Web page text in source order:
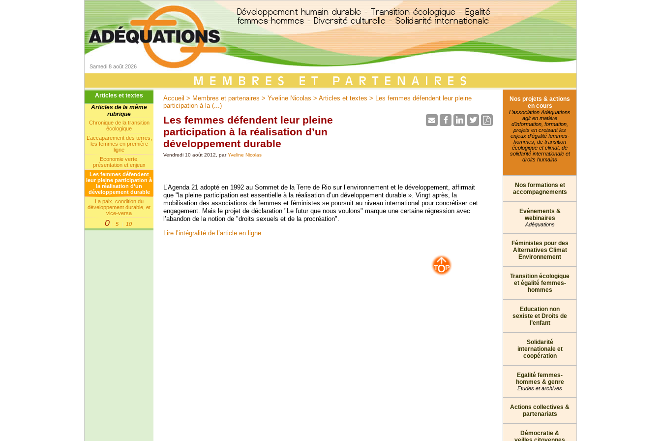
Samedi 8 août 2026
Articles et textes
Articles de la même
rubrique
Chronique de la transition
écologique
L’accaparement des terres,
les femmes en première
ligne
Economie verte,
présentation et enjeux
Les femmes défendent
leur pleine participation à
la réalisation d’un
développement durable
La paix, condition du
développement durable, et
vice-versa
0 | 5 | 10
Nos projets & actions
en cours
L’association Adéquations
agit en matière
d’information, formation,
projets en croisant les
enjeux d’égalité femmes-
hommes, de transition
écologique et climat, de
solidarité internationale et
droits humains
Nos formations et
accompagnements
Evénements &
webinaires
Adéquations
Féministes pour des
Alternatives Climat
Environnement
Transition écologique
et égalité femmes-
hommes
Education non
sexiste et Droits de
l’enfant
Solidarité
internationale et
coopération
Egalité femmes-
hommes & genre
Etudes et archives
Actions collectives &
partenariats
Démocratie &
Accueil > Membres et partenaires > Yveline Nicolas > Articles et textes > Les femmes défendent leur pleine
participation à la (...)
Les femmes défendent leur pleine
participation à la réalisation d’un
développement durable
Vendredi 10 août 2012, parYveline Nicolas
L’Agenda 21 adopté en 1992 au Sommet de la Terre de Rio sur l’environnement et le développement, affirmait
que "la pleine participation est essentielle à la réalisation d’un développement durable ». Vingt après, la
mobilisation des associations de femmes et féministes se poursuit au niveau international pour concrétiser cet
engagement. Mais le projet de déclaration "Le futur que nous voulons" marque une certaine régression avec
l’abandon de la notion de "droits sexuels et de la procréation".
Lire l’intégralité de l’article en ligne